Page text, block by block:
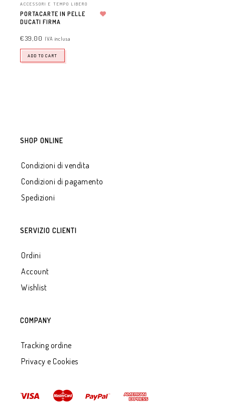
ACCESSORI E TEMPO LIBERO
PORTACARTE IN PELLE
DUCATI FIRMA
€39,00 IVA inclusa
ADD TO CART
SHOP ONLINE
Condizioni di vendita
Condizioni di pagamento
Spedizioni
SERVIZIO CLIENTI
Ordini
Account
Wishlist
COMPANY
Tracking ordine
Privacy e Cookies